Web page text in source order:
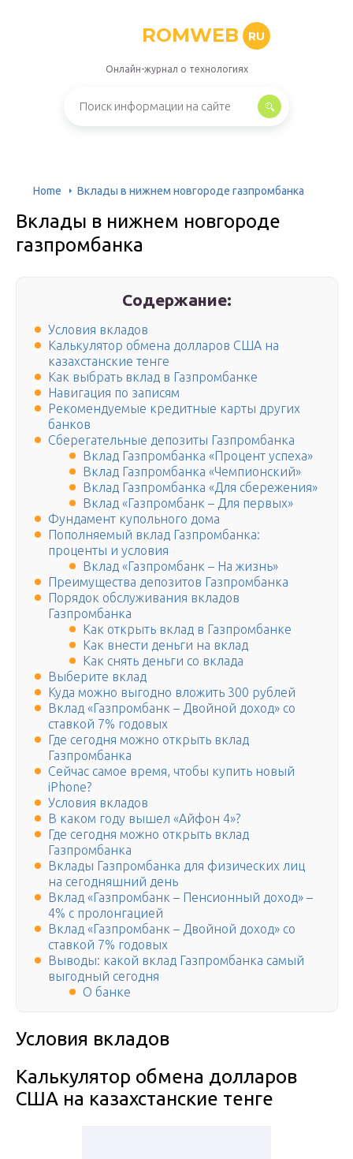
ROMWEB RU
Онлайн-журнал о технологиях
Home Вклады в нижнем новгороде газпромбанка
Вклады в нижнем новгороде
газпромбанка
Содержание:
Условия вкладов
Калькулятор обмена долларов США на
казахстанские тенге
Как выбрать вклад в Газпромбанке
Навигация по записям
Рекомендуемые кредитные карты других
банков
Сберегательные депозиты Газпромбанка
Вклад Газпромбанка «Процент успеха»
Вклад Газпромбанка «Чемпионский»
Вклад Газпромбанка «Для сбережения»
Вклад «Газпромбанк – Для первых»
Фундамент купольного дома
Пополняемый вклад Газпромбанка:
проценты и условия
Вклад «Газпромбанк – На жизнь»
Преимущества депозитов Газпромбанка
Порядок обслуживания вкладов
Газпромбанка
Как открыть вклад в Газпромбанке
Как внести деньги на вклад
Как снять деньги со вклада
Выберите вклад
Куда можно выгодно вложить 300 рублей
Вклад «Газпромбанк – Двойной доход» со
ставкой 7% годовых
Где сегодня можно открыть вклад
Газпромбанка
Сейчас самое время, чтобы купить новый
iPhone?
Условия вкладов
В каком году вышел «Айфон 4»?
Где сегодня можно открыть вклад
Газпромбанка
Вклады Газпромбанка для физических лиц
на сегодняшний день
Вклад «Газпромбанк – Пенсионный доход» –
4% с пролонгацией
Вклад «Газпромбанк – Двойной доход» со
ставкой 7% годовых
Выводы: какой вклад Газпромбанка самый
выгодный сегодня
О банке
Условия вкладов
Калькулятор обмена долларов
США на казахстанские тенге